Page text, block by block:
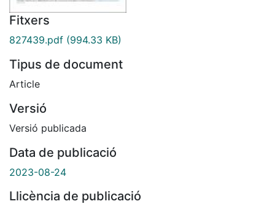
Fitxers
827439.pdf (994.33 KB)
Tipus de document
Article
Versió
Versió publicada
Data de publicació
2023-08-24
Llicència de publicació